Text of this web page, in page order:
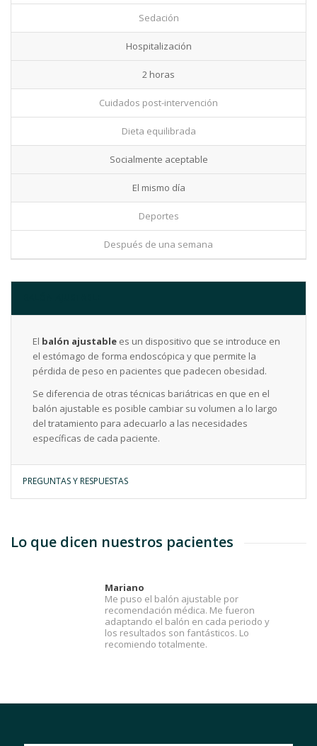
Sedación
Hospitalización
2 horas
Cuidados post-intervención
Dieta equilibrada
Socialmente aceptable
El mismo día
Deportes
Después de una semana
El balón ajustable es un dispositivo que se introduce en
el estómago de forma endoscópica y que permite la
pérdida de peso en pacientes que padecen obesidad.
Se diferencia de otras técnicas bariátricas en que en el
balón ajustable es posible cambiar su volumen a lo largo
del tratamiento para adecuarlo a las necesidades
específicas de cada paciente.
PREGUNTAS Y RESPUESTAS
Lo que dicen nuestros pacientes
Mariano
Me puso el balón ajustable por
recomendación médica. Me fueron
adaptando el balón en cada periodo y
los resultados son fantásticos. Lo
recomiendo totalmente.